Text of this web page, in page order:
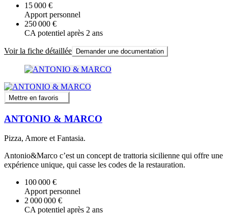
15 000 €
Apport personnel
250 000 €
CA potentiel après 2 ans
Voir la fiche détaillée Demander une documentation
Mettre en favoris
ANTONIO & MARCO
Pizza, Amore et Fantasia.
Antonio&Marco c’est un concept de trattoria sicilienne qui offre une
expérience unique, qui casse les codes de la restauration.
100 000 €
Apport personnel
2 000 000 €
CA potentiel après 2 ans